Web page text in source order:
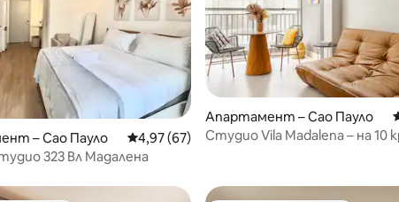
от 5, 9 отзива
– Сао Пауло Средна оценка: 4,97 от 5, 67 отзива
4,97 (67)
323 Вл Мадалена
Апартамент – Сао Пауло
Студио Vila Madalena – на 10